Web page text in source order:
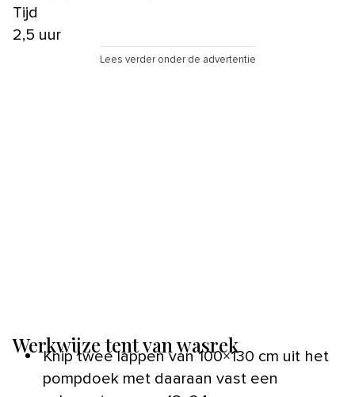
Tijd
2,5 uur
Lees verder onder de advertentie
Werkwijze tent van wasrek
Knip twee lappen van 100×130 cm uit het
pompdoek met daaraan vast een